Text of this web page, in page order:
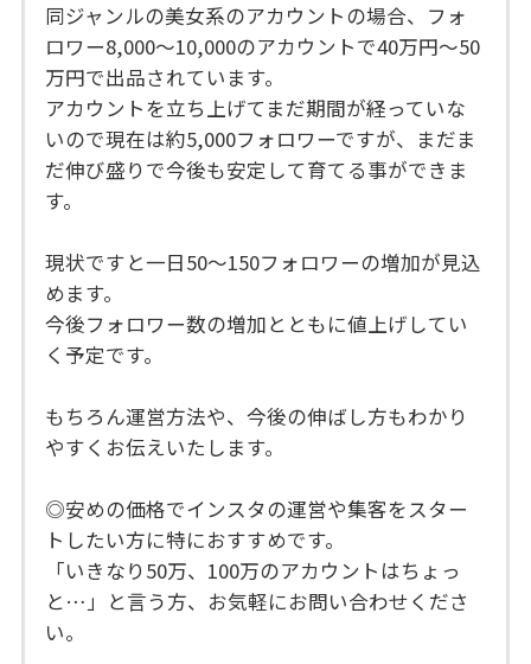
同ジャンルの美女系のアカウントの場合、フォ
ロワー8,000～10,000のアカウントで40万円～50
万円で出品されています。
アカウントを立ち上げてまだ期間が経っていな
いので現在は約5,000フォロワーですが、まだま
だ伸び盛りで今後も安定して育てる事ができま
す。
現状ですと一日50～150フォロワーの増加が見込
めます。
今後フォロワー数の増加とともに値上げしてい
く予定です。
もちろん運営方法や、今後の伸ばし方もわかり
やすくお伝えいたします。
◎安めの価格でインスタの運営や集客をスター
トしたい方に特におすすめです。
「いきなり50万、100万のアカウントはちょっ
と…」と言う方、お気軽にお問い合わせくださ
い。